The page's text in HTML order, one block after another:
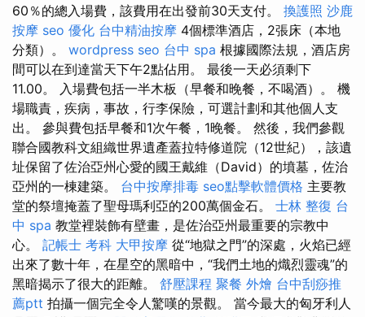
60％的總入場費，該費用在出發前30天支付。 換護照 沙鹿
按摩 seo 優化 台中精油按摩 4個標準酒店，2張床（本地
分類）。 wordpress seo 台中 spa 根據國際法規，酒店房
間可以在到達當天下午2點佔用。 最後一天必須剩下
11.00。 入場費包括一半木板（早餐和晚餐，不喝酒）。 機
場職責，疾病，事故，行李保險，可選計劃和其他個人支
出。 參與費包括早餐和1次午餐，1晚餐。 然後，我們參觀
聯合國教科文組織世界遺產蓋拉特修道院（12世紀），該遺
址保留了佐治亞州心愛的國王戴維（David）的墳墓，佐治
亞州的一棟建築。 台中按摩排毒 seo點擊軟體價格 主要教
堂的祭壇掩蓋了聖母瑪利亞的200萬個金石。 士林 整復 台
中 spa 教堂裡裝飾有壁畫，是佐治亞州最重要的宗教中
心。 記帳士 考科 大甲按摩 從“地獄之門”的深處，火焰已經
出來了數十年，在星空的黑暗中，“我們土地的熾烈靈魂”的
黑暗揭示了很大的距離。 舒壓課程 聚餐 外燴 台中刮痧推
薦ptt 拍攝一個完全令人驚嘆的景觀。 當今最大的匈牙利人